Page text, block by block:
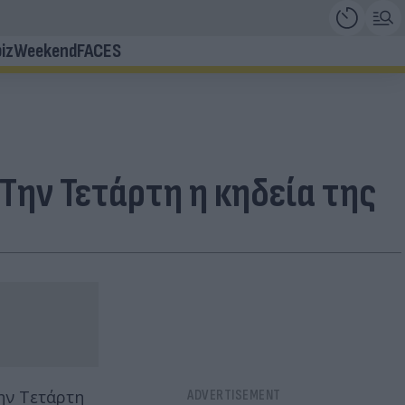
WeekendFACES
Τετάρτη η κηδεία της
Τετάρτη